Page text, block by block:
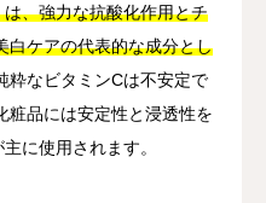
、強力な抗酸化作用とチ
白ケアの代表的な成分とし
粋なビタミンCは不安定で
粧品には安定性と浸透性を
に使用されます。